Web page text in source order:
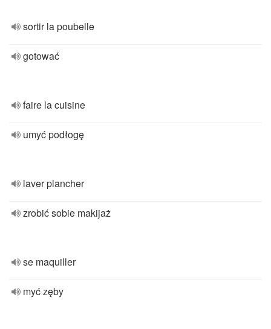
sortir la poubelle
gotować
faire la cuisine
umyć podłogę
laver plancher
zrobić sobie makijaż
se maquiller
myć zęby